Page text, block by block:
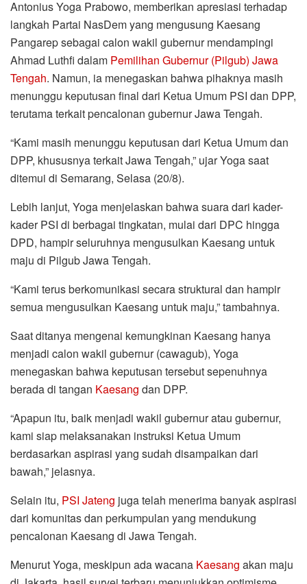
Antonius Yoga Prabowo, memberikan apresiasi terhadap
langkah Partai NasDem yang mengusung Kaesang
Pangarep sebagai calon wakil gubernur mendampingi
Ahmad Luthfi dalam Pemilihan Gubernur (Pilgub) Jawa
Tengah. Namun, ia menegaskan bahwa pihaknya masih
menunggu keputusan final dari Ketua Umum PSI dan DPP,
terutama terkait pencalonan gubernur Jawa Tengah.
“Kami masih menunggu keputusan dari Ketua Umum dan
DPP, khususnya terkait Jawa Tengah,” ujar Yoga saat
ditemui di Semarang, Selasa (20/8).
Lebih lanjut, Yoga menjelaskan bahwa suara dari kader-
kader PSI di berbagai tingkatan, mulai dari DPC hingga
DPD, hampir seluruhnya mengusulkan Kaesang untuk
maju di Pilgub Jawa Tengah.
“Kami terus berkomunikasi secara struktural dan hampir
semua mengusulkan Kaesang untuk maju,” tambahnya.
Saat ditanya mengenai kemungkinan Kaesang hanya
menjadi calon wakil gubernur (cawagub), Yoga
menegaskan bahwa keputusan tersebut sepenuhnya
berada di tangan Kaesang dan DPP.
“Apapun itu, baik menjadi wakil gubernur atau gubernur,
kami siap melaksanakan instruksi Ketua Umum
berdasarkan aspirasi yang sudah disampaikan dari
bawah,” jelasnya.
Selain itu, PSI Jateng juga telah menerima banyak aspirasi
dari komunitas dan perkumpulan yang mendukung
pencalonan Kaesang di Jawa Tengah.
Menurut Yoga, meskipun ada wacana Kaesang akan maju